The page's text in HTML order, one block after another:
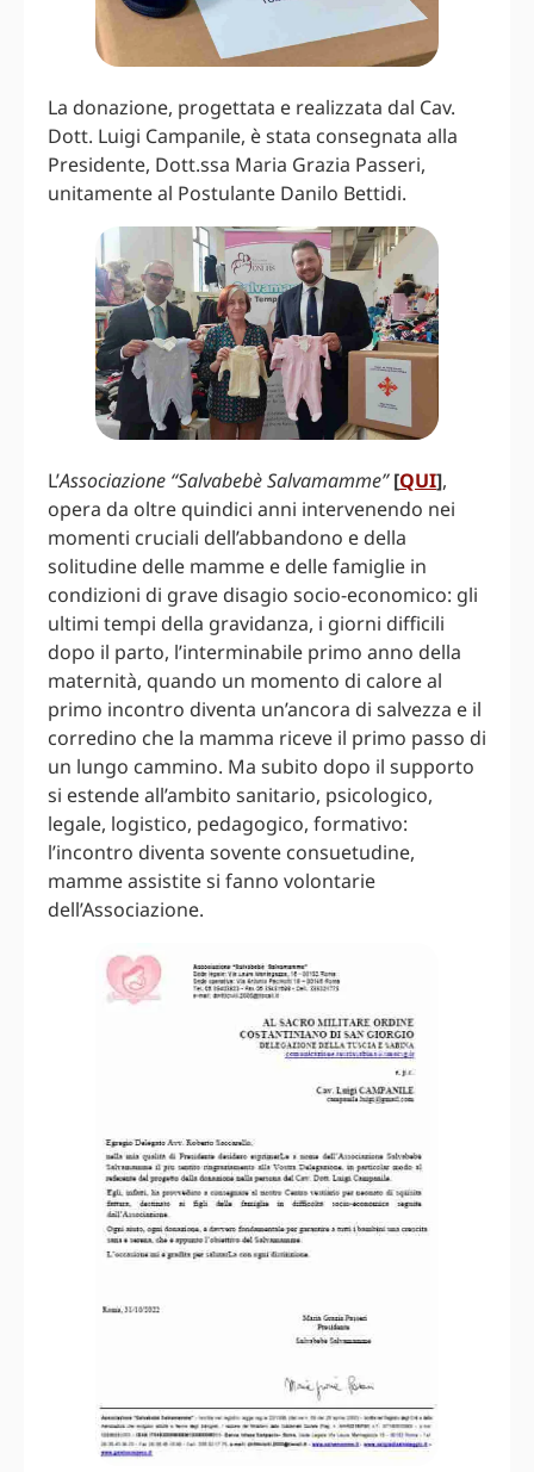
La donazione, progettata e realizzata dal Cav.
Dott. Luigi Campanile, è stata consegnata alla
Presidente, Dott.ssa Maria Grazia Passeri,
unitamente al Postulante Danilo Bettidi.
L’Associazione “Salvabebè Salvamamme”[QUI],
opera da oltre quindici anni intervenendo nei
momenti cruciali dell’abbandono e della
solitudine delle mamme e delle famiglie in
condizioni di grave disagio socio-economico: gli
ultimi tempi della gravidanza, i giorni difficili
dopo il parto, l’interminabile primo anno della
maternità, quando un momento di calore al
primo incontro diventa un’ancora di salvezza e il
corredino che la mamma riceve il primo passo di
un lungo cammino. Ma subito dopo il supporto
si estende all’ambito sanitario, psicologico,
legale, logistico, pedagogico, formativo:
l’incontro diventa sovente consuetudine,
mamme assistite si fanno volontarie
dell’Associazione.